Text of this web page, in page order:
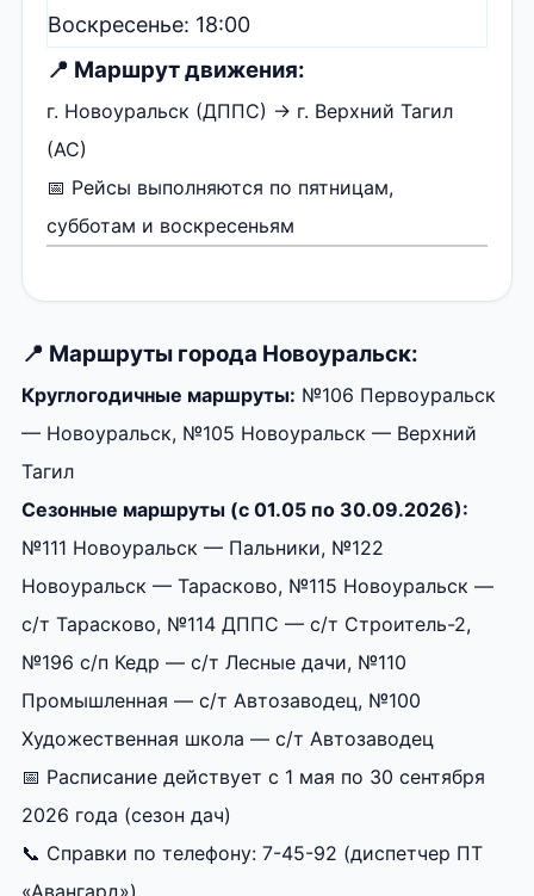
Воскресенье: 18:00
📍 Маршрут движения:
г. Новоуральск (ДППС) → г. Верхний Тагил
(АС)
📅 Рейсы выполняются по пятницам,
субботам и воскресеньям
📍 Маршруты города Новоуральск:
Круглогодичные маршруты: №106 Первоуральск
— Новоуральск, №105 Новоуральск — Верхний
Тагил
Сезонные маршруты (с 01.05 по 30.09.2026):
№111 Новоуральск — Пальники, №122
Новоуральск — Тарасково, №115 Новоуральск —
с/т Тарасково, №114 ДППС — с/т Строитель-2,
№196 с/п Кедр — с/т Лесные дачи, №110
Промышленная — с/т Автозаводец, №100
Художественная школа — с/т Автозаводец
📅 Расписание действует с 1 мая по 30 сентября
2026 года (сезон дач)
📞 Справки по телефону: 7-45-92 (диспетчер ПТ
«Авангард»)